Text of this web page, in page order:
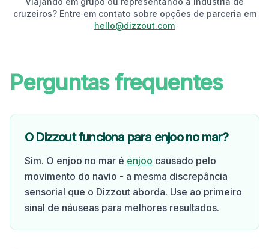
cruzeiros? Entre em contato sobre opções de parceria em
hello@dizzout.com
Perguntas frequentes
O Dizzout funciona para enjoo no mar?
Sim. O enjoo no mar é enjoo causado pelo
movimento do navio - a mesma discrepância
sensorial que o Dizzout aborda. Use ao primeiro
sinal de náuseas para melhores resultados.